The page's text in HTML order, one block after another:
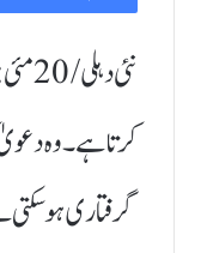
کرتا ہے۔ وہ
گرفتاری ہوسکتی